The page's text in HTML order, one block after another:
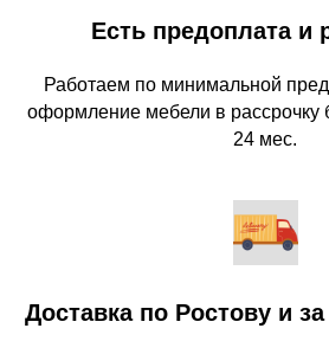
Есть предоплата и
Работаем по минимальной
оформление мебели в рассрочку
24 мес.
Доставка по Ростову и